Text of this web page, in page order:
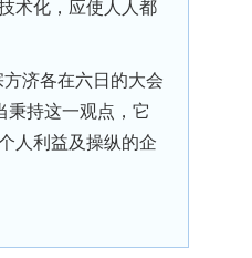
术化，应使人人都
济各在六日的大会
秉持这一观点，它
人利益及操纵的企